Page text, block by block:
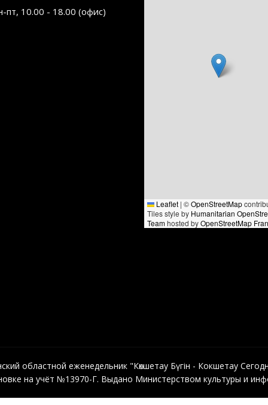
пт, 10.00 - 18.00 (офис)
Leaflet | ©OpenStreetMap
Tiles style by Humanitarian
Teamhosted byOpenStreetMap
областной еженедельник "Көкшетау Бүгін - Кокшетау
на учёт №13970-Г. Выдано Министерством культуры и